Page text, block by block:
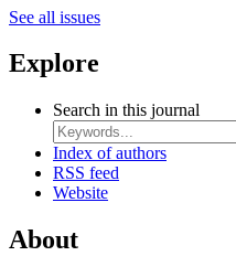
See all issues
Explore
Search in this journal
Index of authors
RSS feed
Website
About